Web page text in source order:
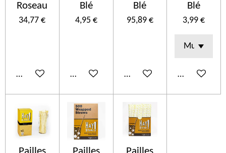
Roseau
34,77 €
In den Warenkorb
Blé
4,95 €
In den Warenkorb
Blé
95,89 €
In den Warenkorb
Blé
3,99 €
In den